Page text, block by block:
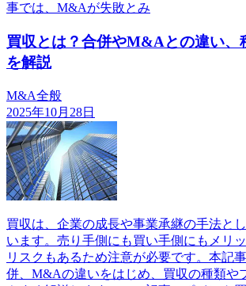
事では、M&Aが失敗とみ
買収とは？合併やM&Aとの違い、
を解説
M&A全般
2025年10月28日
買収は、企業の成長や事業承継の手法と
います。売り手側にも買い手側にもメリ
リスクもあるため注意が必要です。本記
併、M&Aの違いをはじめ、買収の種類や